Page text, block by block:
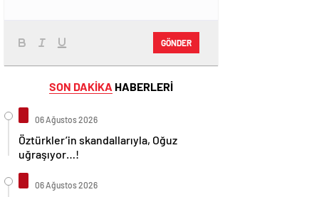
GÖNDER
SON DAKİKA HABERLERİ
06 Ağustos 2026
Öztürkler’in skandallarıyla, Oğuz
uğraşıyor…!
06 Ağustos 2026